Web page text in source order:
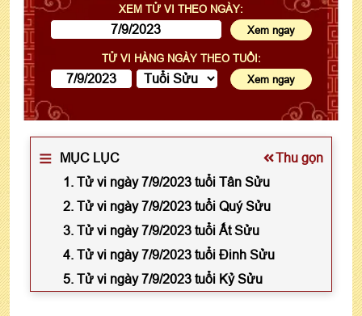
XEM TỬ VI THEO NGÀY:
TỬ VI HÀNG NGÀY THEO TUỔI:
MỤC LỤC
Thu gọn
1. Tử vi ngày 7/9/2023 tuổi Tân Sửu
2. Tử vi ngày 7/9/2023 tuổi Quý Sửu
3. Tử vi ngày 7/9/2023 tuổi Ất Sửu
4. Tử vi ngày 7/9/2023 tuổi Đinh Sửu
5. Tử vi ngày 7/9/2023 tuổi Kỷ Sửu